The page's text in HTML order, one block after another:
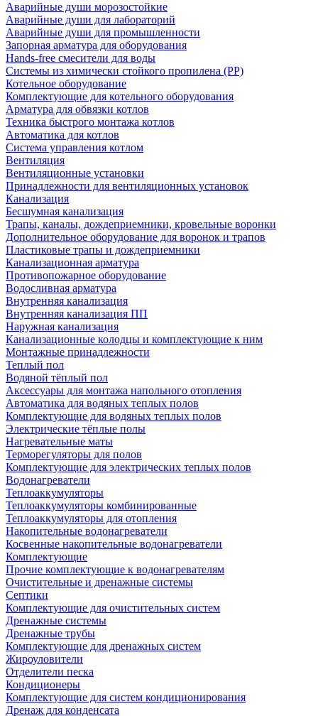
Аварийные души морозостойкие
Аварийные души для лабораторий
Аварийные души для промышленности
Запорная арматура для оборудования
Hands-free смесители для воды
Системы из химически стойкого пропилена (PP)
Котельное оборудование
Комплектующие для котельного оборудования
Арматура для обвязки котлов
Техника быстрого монтажа котлов
Автоматика для котлов
Система управления котлом
Вентиляция
Вентиляционные установки
Принадлежности для вентиляционных установок
Канализация
Бесшумная канализация
Трапы, каналы, дождеприемники, кровельные воронки
Дополнительное оборудование для воронок и трапов
Пластиковые трапы и дождеприемники
Канализационная арматура
Противопожарное оборудование
Водосливная арматура
Внутренняя канализация
Внутренняя канализация ПП
Наружная канализация
Канализационные колодцы и комплектующие к ним
Монтажные принадлежности
Теплый пол
Водяной тёплый пол
Аксессуары для монтажа напольного отопления
Автоматика для водяных теплых полов
Комплектующие для водяных теплых полов
Электрические тёплые полы
Нагревательные маты
Терморегуляторы для полов
Комплектующие для электрических теплых полов
Водонагреватели
Теплоаккумуляторы
Теплоаккумуляторы комбинированные
Теплоаккумуляторы для отопления
Накопительные водонагреватели
Косвенные накопительные водонагреватели
Комплектующие
Прочие комплектующие к водонагревателям
Очистительные и дренажные системы
Септики
Комплектующие для очистительных систем
Дренажные системы
Дренажные трубы
Комплектующие для дренажных систем
Жироуловители
Отделители песка
Кондиционеры
Комплектующие для систем кондиционирования
Дренаж для конденсата